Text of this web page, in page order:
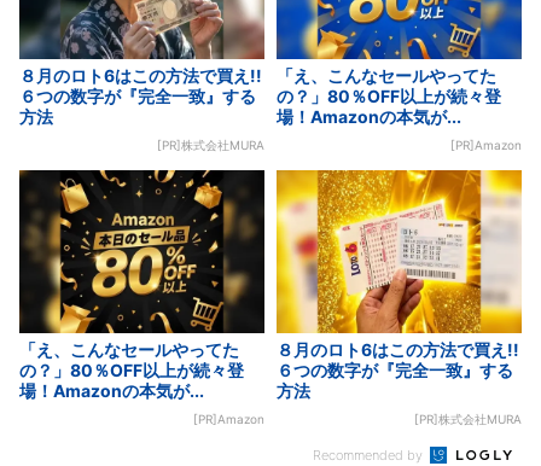
８月のロト6はこの方法で買え!!
６つの数字が『完全一致』する
方法
[PR]株式会社MURA
「え、こんなセールやってた
の？」80％OFF以上が続々登
場！Amazonの本気が...
[PR]Amazon
「え、こんなセールやってた
の？」80％OFF以上が続々登
場！Amazonの本気が...
[PR]Amazon
８月のロト6はこの方法で買え!!
６つの数字が『完全一致』する
方法
[PR]株式会社MURA
Recommended by